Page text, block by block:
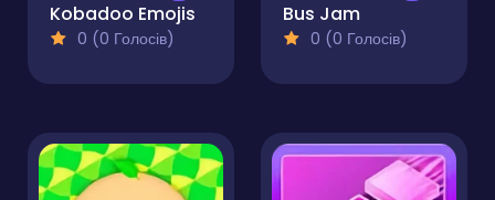
Kobadoo Emojis
0 (0 Голосів)
Bus Jam
0 (0 Голосів)